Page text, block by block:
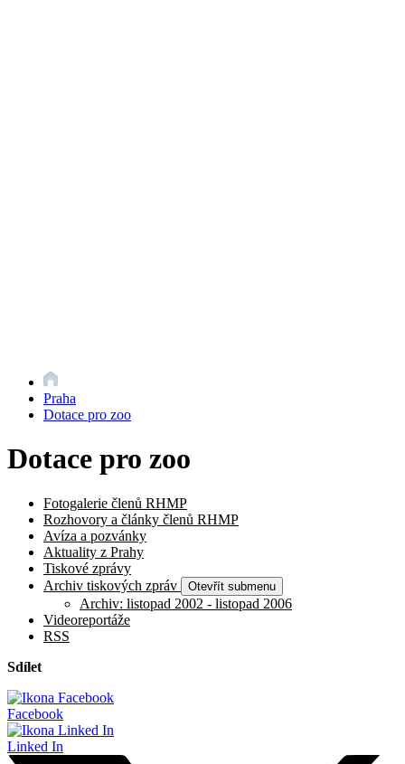
Praha
Dotace pro zoo
Dotace pro zoo
Fotogalerie členů RHMP
Rozhovory a články členů RHMP
Avíza a pozvánky
Aktuality z Prahy
Tiskové zprávy
Archiv tiskových zpráv
Otevřít submenu
Archiv: listopad 2002 - listopad 2006
Videoreportáže
RSS
Sdílet
Facebook
Linked In